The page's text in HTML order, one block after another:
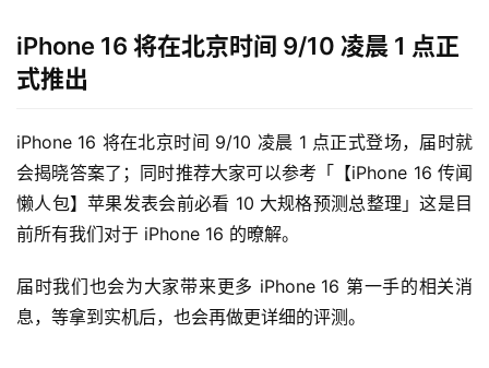
iPhone 16 将在北京时间 9/10 凌晨 1 点正
式推出
iPhone 16 将在北京时间 9/10 凌晨 1 点正式登场，届时就
会揭晓答案了；同时推荐大家可以参考「【iPhone 16 传闻
懒人包】苹果发表会前必看 10 大规格预测总整理」这是目
前所有我们对于 iPhone 16 的暸解。
届时我们也会为大家带来更多 iPhone 16 第一手的相关消
息，等拿到实机后，也会再做更详细的评测。